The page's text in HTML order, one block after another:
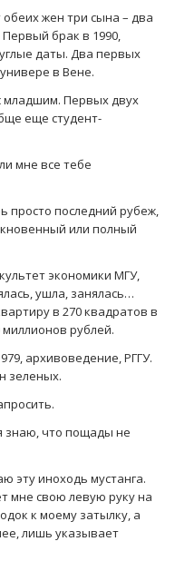
жен три сына – два
брак в 1990,
даты. Два первых
в Вене.
младшим. Первых двух
еще студент-
мне все тебе
просто последний рубеж,
или полный
экономики МГУ,
ушла, занялась…
в 270 квадратов в
рублей.
архивоведение, РГГУ.
зеленых.
знаю, что пощады не
эту иноходь мустанга.
мне свою левую руку на
к моему затылку, а
лишь указывает